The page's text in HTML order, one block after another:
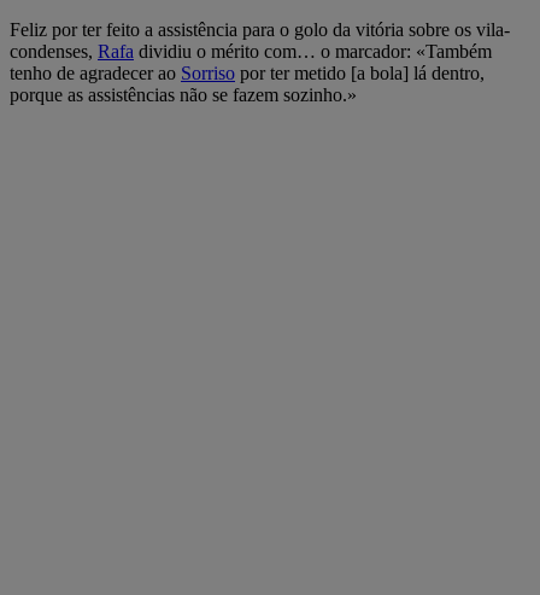
Feliz por ter feito a assistência para o golo da vitória sobre os vila-
condenses, Rafa dividiu o mérito com… o marcador: «Também
tenho de agradecer ao Sorriso por ter metido [a bola] lá dentro,
porque as assistências não se fazem sozinho.»